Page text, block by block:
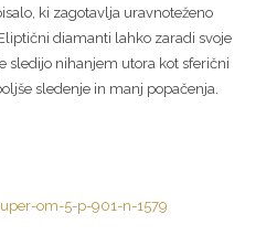
ki zagotavlja uravnoteženo
diamanti lahko zaradi svoje
sledijo nihanjem utora kot sferični
sledenje in manj popačenja.
om-5-p-901-n-1579